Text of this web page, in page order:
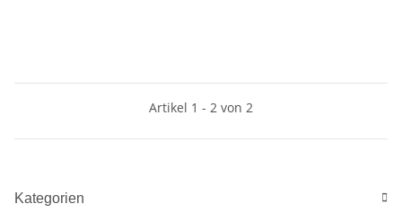
Artikel 1 - 2 von 2
Kategorien